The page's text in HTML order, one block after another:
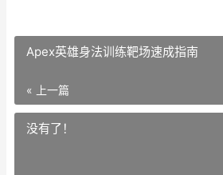
Apex英雄身法训练靶场速成指南
« 上一篇
没有了！